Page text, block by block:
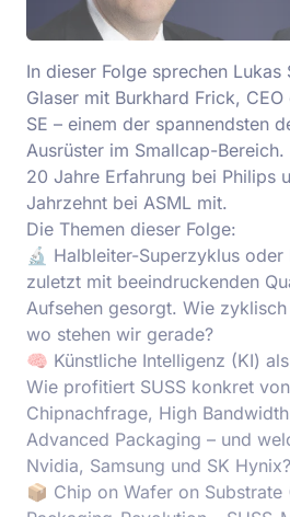
In dieser Folge sprechen Lukas
Glaser mit Burkhard Frick, CEO
SE – einem der spannendsten
Ausrüster im Smallcap-
20 Jahre Erfahrung bei Philips
Jahrzehnt bei ASML mit.
Die Themen dieser Folge:
🔬 Halbleiter-Superzyklus oder
zuletzt mit beeindruckenden
Aufsehen gesorgt. Wie
wo stehen wir gerade?
🧠 Künstliche Intelligenz (KI)
Wie profitiert SUSS konkret
Chipnachfrage, High
Advanced Packaging – und
Nvidia, Samsung und SK Hynix?
📦 Chip on Wafer on Substrate